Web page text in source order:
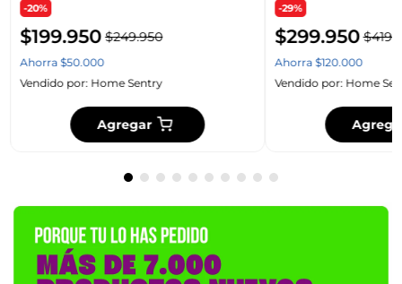
-20%
$199.950 $249.950
Ahorra$50.000
Vendido por: Home Sentry
Agregar
-29%
$299.950 $419.
Ahorra $120.000
Vendido por: Home